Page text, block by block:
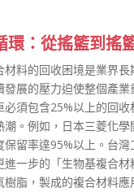
環：從搖籃到搖
材料的回收困境是業界
發展的壓力迫使整個產
必須包含25%以上的回
潮。例如，日本三菱化
保留率達95%以上。台
進一步的「生物基複合
樹脂，製成的複合材料